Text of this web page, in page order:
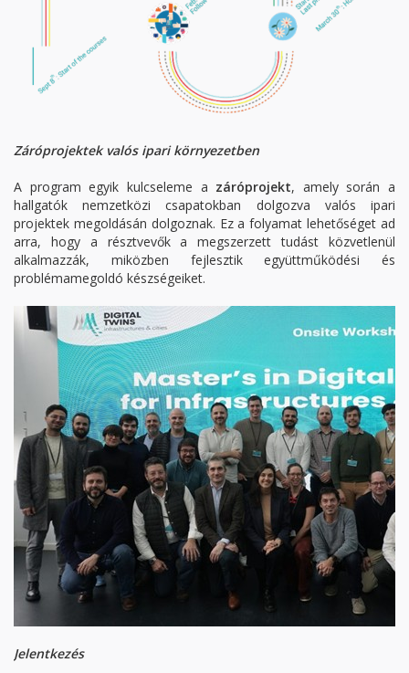
Záróprojektek valós ipari környezetben
A program egyik kulcseleme a záróprojekt, amely során a
hallgatók nemzetközi csapatokban dolgozva valós ipari
projektek megoldásán dolgoznak. Ez a folyamat lehetőséget ad
arra, hogy a résztvevők a megszerzett tudást közvetlenül
alkalmazzák, miközben fejlesztik együttműködési és
problémamegoldó készségeiket.
Jelentkezés